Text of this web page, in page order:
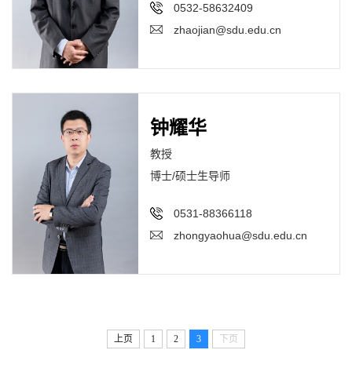
0532-58632409
zhaojian@sdu.edu.cn
钟耀华
教授
博士/硕士生导师
0531-88366118
zhongyaohua@sdu.edu.cn
上页 1 2 3 下页